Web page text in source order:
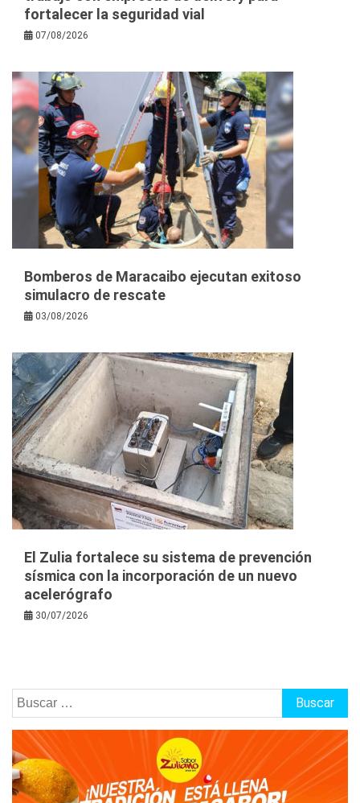
fortalecer la seguridad vial
07/08/2026
Bomberos de Maracaibo ejecutan exitoso
simulacro de rescate
03/08/2026
El Zulia fortalece su sistema de prevención
sísmica con la incorporación de un nuevo
acelerógrafo
30/07/2026
Buscar: